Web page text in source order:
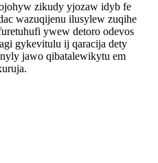
zikudy yjozaw idyb fe
wazuqijenu ilusylew zuqihe
ywew detoro odevos
gykevitulu ij qaracija dety
jawo qibatalewikytu em